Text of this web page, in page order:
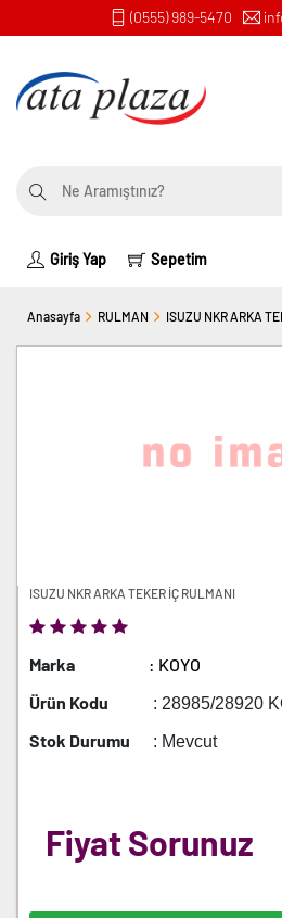
(0555) 989-5470
Giriş Yap Sepetim
Anasayfa RULMAN ISUZU NKR ARKA
ISUZU NKR ARKA TEKER İÇ RULMANI
Marka
: KOYO
Ürün Kodu
: 28985/28920
Stok Durumu : Mevcut
Fiyat Sorunuz